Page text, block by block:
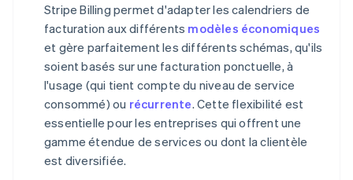
Stripe Billing permet d'adapter les calendriers de
facturation aux différents modèles économiques
et gère parfaitement les différents schémas, qu'ils
soient basés sur une facturation ponctuelle, à
l'usage (qui tient compte du niveau de service
consommé) ou récurrente. Cette flexibilité est
essentielle pour les entreprises qui offrent une
gamme étendue de services ou dont la clientèle
est diversifiée.